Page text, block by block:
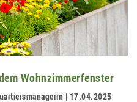
Wohnzimmerfenster
| 17.04.2025